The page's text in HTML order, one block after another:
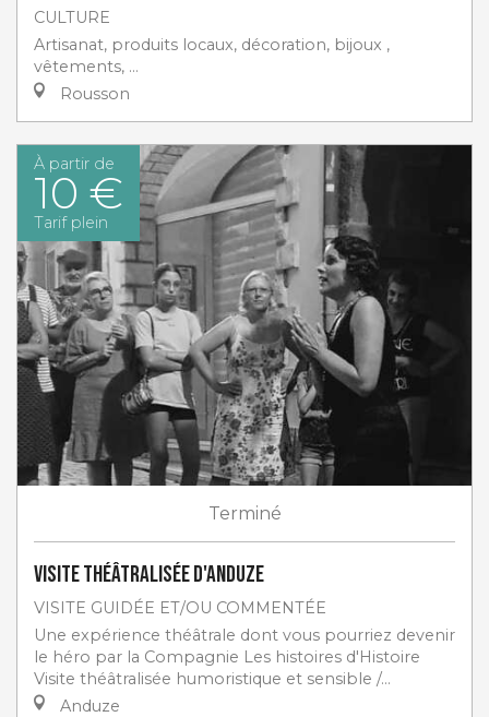
CULTURE
Artisanat, produits locaux, décoration, bijoux ,
vêtements, …
Rousson
À partir de
10 €
Tarif plein
Terminé
Visite théâtralisée d'Anduze
VISITE GUIDÉE ET/OU COMMENTÉE
Une expérience théâtrale dont vous pourriez devenir
le héro par la Compagnie Les histoires d'Histoire
Visite théâtralisée humoristique et sensible /...
Anduze